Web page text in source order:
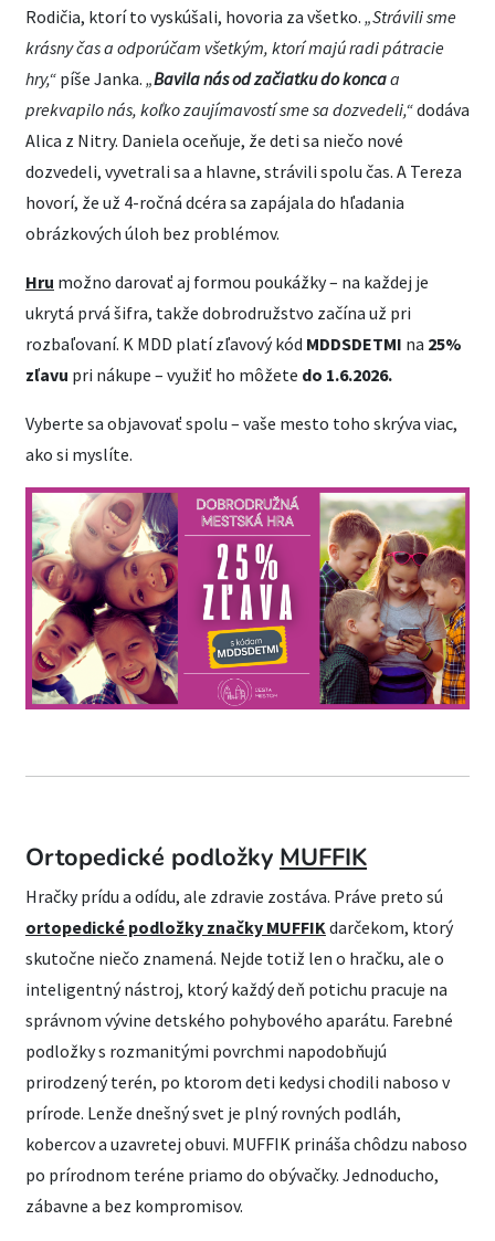
Rodičia, ktorí to vyskúšali, hovoria za všetko. „Strávili sme
krásny čas a odporúčam všetkým, ktorí majú radi pátracie
hry,“ píše Janka. „Bavila nás od začiatku do koncaa
prekvapilo nás, koľko zaujímavostí sme sa dozvedeli,“dodáva
Alica z Nitry. Daniela oceňuje, že deti sa niečo nové
dozvedeli, vyvetrali sa a hlavne, strávili spolu čas. A Tereza
hovorí, že už 4-ročná dcéra sa zapájala do hľadania
obrázkových úloh bez problémov.
Hru možno darovať aj formou poukážky – na každej je
ukrytá prvá šifra, takže dobrodružstvo začína už pri
rozbaľovaní. K MDD platí zľavový kód MDDSDETMI na 25%
zľavu pri nákupe – využiť ho môžete do 1.6.2026.
Vyberte sa objavovať spolu – vaše mesto toho skrýva viac,
ako si myslíte.
Ortopedické podložky MUFFIK
Hračky prídu a odídu, ale zdravie zostáva. Práve preto sú
ortopedické podložky značky MUFFIK darčekom, ktorý
skutočne niečo znamená. Nejde totiž len o hračku, ale o
inteligentný nástroj, ktorý každý deň potichu pracuje na
správnom vývine detského pohybového aparátu. Farebné
podložky s rozmanitými povrchmi napodobňujú
prirodzený terén, po ktorom deti kedysi chodili naboso v
prírode. Lenže dnešný svet je plný rovných podláh,
kobercov a uzavretej obuvi. MUFFIK prináša chôdzu naboso
po prírodnom teréne priamo do obývačky. Jednoducho,
zábavne a bez kompromisov.